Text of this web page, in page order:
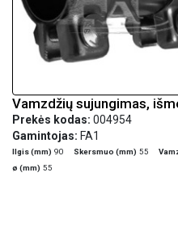
Vamzdžių sujungimas,
Prekės kodas: 004954
Gamintojas: FA1
Ilgis (mm) 90 Skersmuo (mm) 55
ø (mm) 55